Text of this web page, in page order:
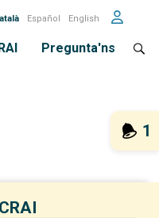
Español English
Pregunta'ns
1